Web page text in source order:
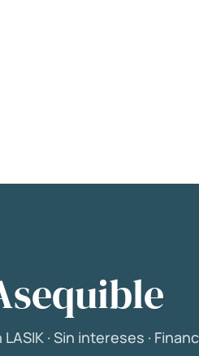
· Sin intereses ·